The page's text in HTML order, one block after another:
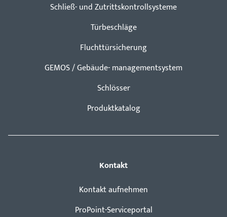
Schließ- und Zutrittskontrollsysteme
Türbeschläge
Fluchttürsicherung
GEMOS / Gebäude- managementsystem
Schlösser
Produktkatalog
Kontakt
Kontakt aufnehmen
ProPoint-Serviceportal